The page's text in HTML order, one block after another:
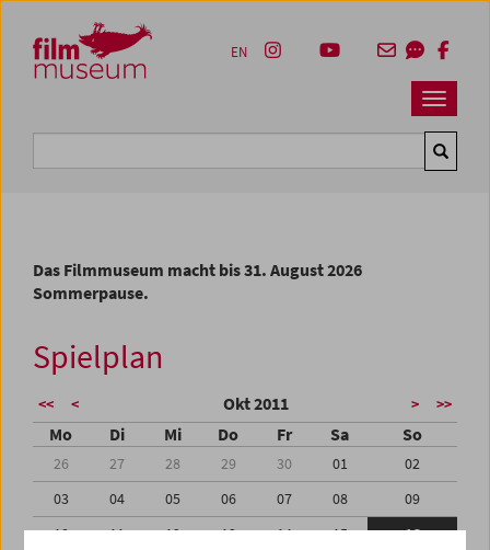
Zum Inhalt
Zum Hauptmenü
Zur Servicenavigation
Zum Suche
Navbar
EN
Das Filmmuseum macht bis 31. August 2026
Sommerpause.
Spielplan
<< < Okt 2011 > >>
Mo Di Mi Do Fr Sa So
26 27 28 29 30 01
02
03
04 05 06 07 08
09
10
11 12 13 14 15
16